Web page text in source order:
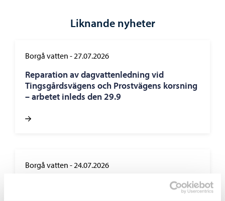
Liknande nyheter
Borgå vatten -27.07.2026
Reparation av dagvattenledning vid
Tingsgårdsvägens och Prostvägens korsning
– arbetet inleds den 29.9
Borgå vatten -24.07.2026
Borgå vatten avlägsnar reglerstationen på
Gammelbackavägen – arbetet inleds den 29